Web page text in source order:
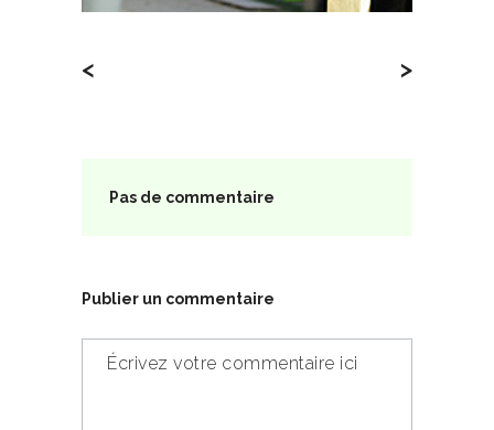
< >
Pas de commentaire
Publier un commentaire